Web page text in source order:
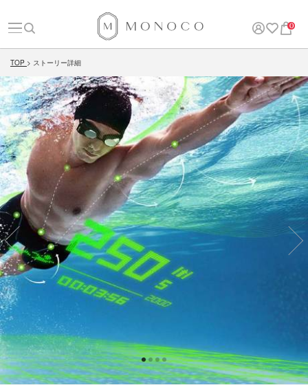
0
TOP ストーリー詳細